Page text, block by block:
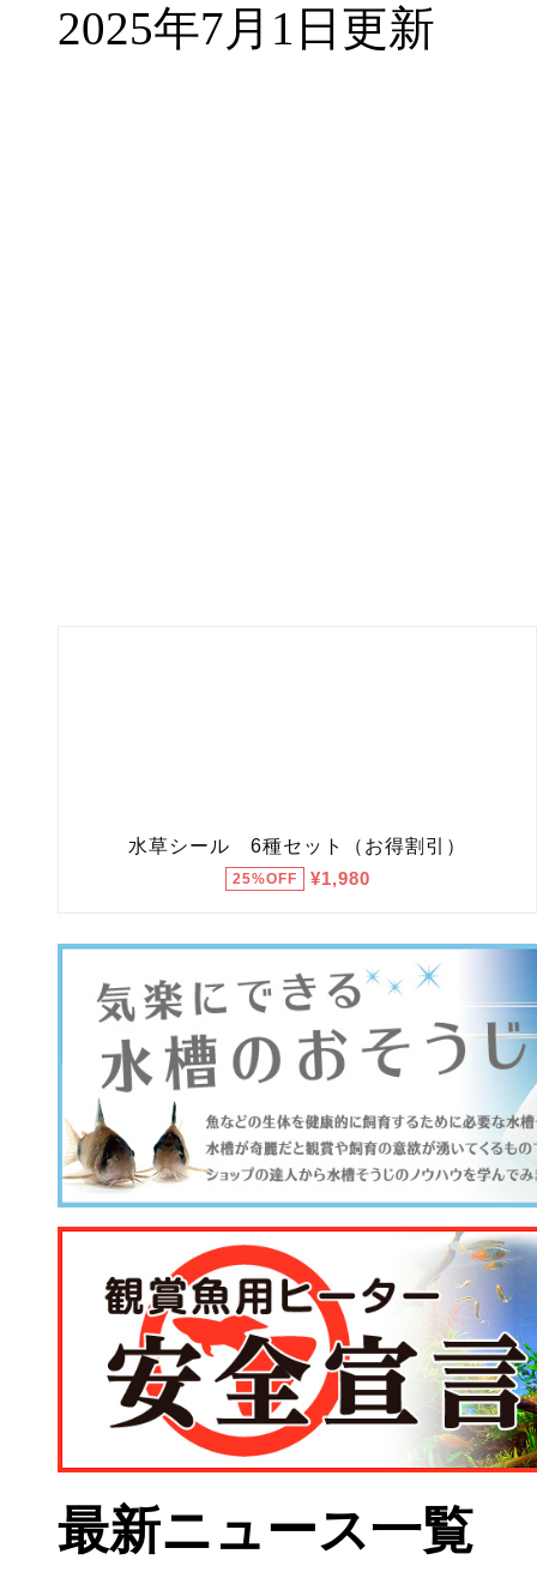
2025年7月1日更新
最新ニュース一覧